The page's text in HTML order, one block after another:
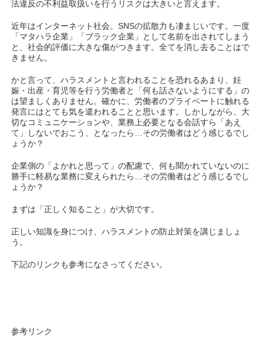
法違反の不利益取扱いを行うリスクは大きいと言えます。
近年はインターネット社会。SNSの拡散力も凄まじいです。一度
「マタハラ企業」「ブラック企業」として名前を出されてしまう
と、社会的評価に大きな傷がつきます。全てを消し去ることはで
きません。
かと言って、ハラスメントと言われることを恐れるあまり、妊
娠・出産・育児等を行う労働者と「何も話さないようにする」の
は望ましくありません。確かに、労働者のプライベートに触れる
発言にはとても気を遣われることと思います。しかしながら、大
切なコミュニケーションや、業務上必要となる会話すら「あえ
て」しないでおこう、となったら…その労働者はどう感じるでし
ょうか？
企業側の「よかれと思って」の配慮で、何も聞かれていないのに
勝手に軽易な業務に変えられたら…その労働者はどう感じるでし
ょうか？
まずは「正しく知ること」が大切です。
正しい知識を身につけ、ハラスメントの防止対策を講じましょ
う。
下記のリンクも参考になさってください。
参考リンク